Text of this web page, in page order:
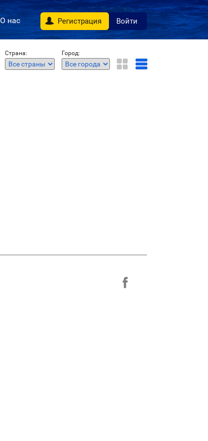
О нас Регистрация Войти
Страна: Город: